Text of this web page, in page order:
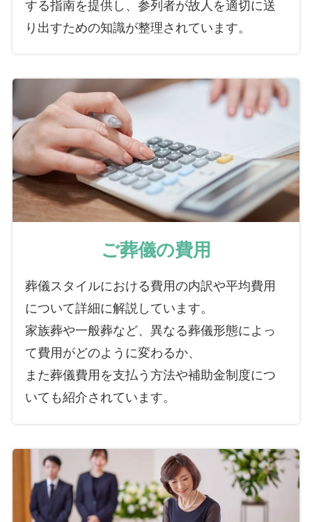
する指南を提供し、参列者が故人を適切に送
り出すための知識が整理されています。
ご葬儀の費用
葬儀スタイルにおける費用の内訳や平均費用
について詳細に解説しています。
家族葬や一般葬など、異なる葬儀形態によっ
て費用がどのように変わるか、
また葬儀費用を支払う方法や補助金制度につ
いても紹介されています。